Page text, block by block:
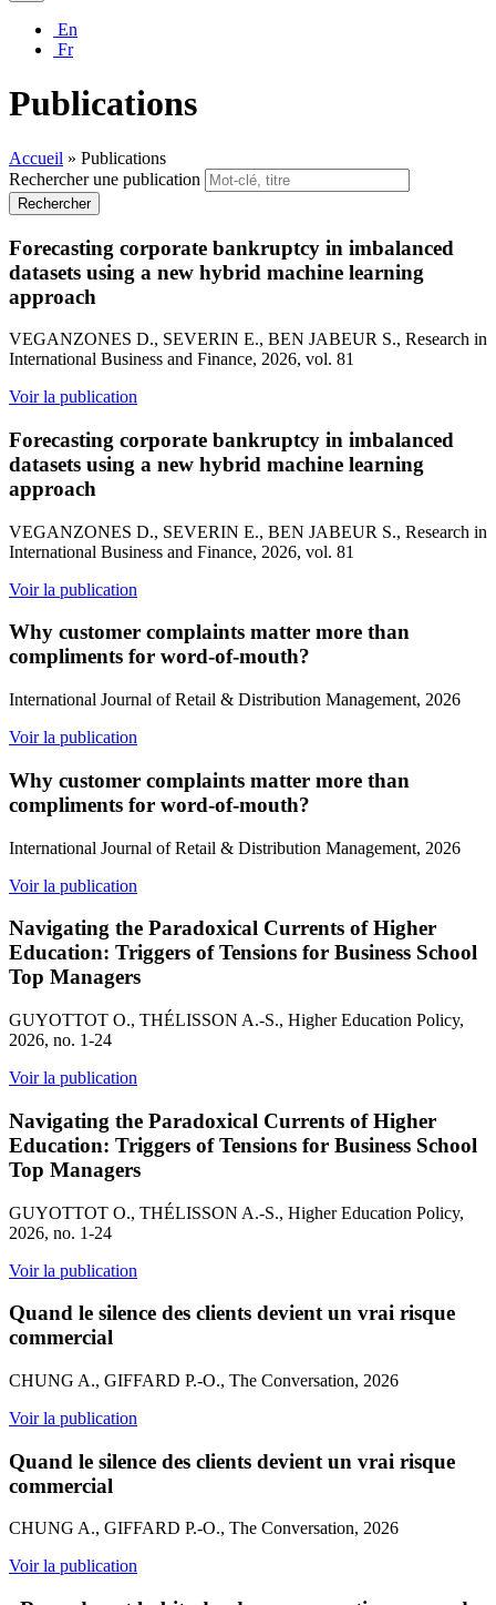
En
Fr
Publications
Accueil » Publications
Rechercher une publication
Rechercher
Forecasting corporate bankruptcy in imbalanced
datasets using a new hybrid machine learning
approach
VEGANZONES D., SEVERIN E., BEN JABEUR S., Research in
International Business and Finance, 2026, vol. 81
Voir la publication
Forecasting corporate bankruptcy in imbalanced
datasets using a new hybrid machine learning
approach
VEGANZONES D., SEVERIN E., BEN JABEUR S., Research in
International Business and Finance, 2026, vol. 81
Voir la publication
Why customer complaints matter more than
compliments for word-of-mouth?
International Journal of Retail & Distribution Management, 2026
Voir la publication
Why customer complaints matter more than
compliments for word-of-mouth?
International Journal of Retail & Distribution Management, 2026
Voir la publication
Navigating the Paradoxical Currents of Higher
Education: Triggers of Tensions for Business School
Top Managers
GUYOTTOT O., THÉLISSON A.-S., Higher Education Policy,
2026, no. 1-24
Voir la publication
Navigating the Paradoxical Currents of Higher
Education: Triggers of Tensions for Business School
Top Managers
GUYOTTOT O., THÉLISSON A.-S., Higher Education Policy,
2026, no. 1-24
Voir la publication
Quand le silence des clients devient un vrai risque
commercial
CHUNG A., GIFFARD P.-O., The Conversation, 2026
Voir la publication
Quand le silence des clients devient un vrai risque
commercial
CHUNG A., GIFFARD P.-O., The Conversation, 2026
Voir la publication